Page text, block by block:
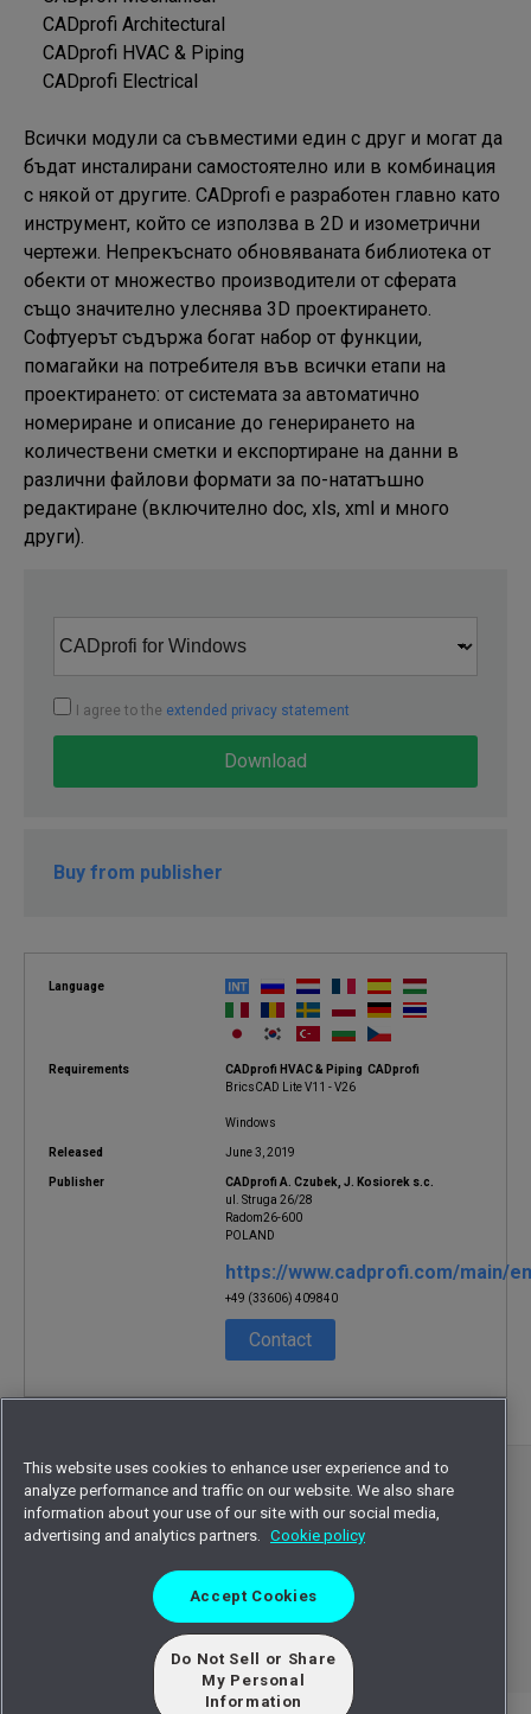
Всички модули са съвместими един с друг и могат да
бъдат инсталирани самостоятелно или в комбинация
с някой от другите. CADprofi е разработен главно като
инструмент, който се използва в 2D и изометрични
чертежи. Непрекъснато обновяваната библиотека от
обекти от множество производители от сферата
също значително улеснява 3D проектирането.
Софтуерът съдържа богат набор от функции,
помагайки на потребителя във всички етапи на
проектирането: от системата за автоматично
номериране и описание до генерирането на
количествени сметки и експортиране на данни в
различни файлови формати за по-нататъшно
редактиране (включително doc, xls, xml и много
други).
I agree to the extended privacy statement
Download
Buy from publisher
Language
Requirements
CADprofi HVAC & Piping CADprofi
BricsCAD Lite V11 - V26
Windows
Released June 3, 2019
Publisher
CADprofi A. Czubek, J. Kosiorek s.c.
ul. Struga 26/28
Radom26-600
POLAND
https://www.cadprofi.com/main/
+49 (33606) 409840
Contact
© 2026 Octave Intelligence plc and/or affiliates.
All rights reserved.
Privacy statement
Terms of use
Cookie statement
Sitemap
EULA
This website uses cookies to enhance user experience and to
analyze performance and traffic on our website. We also share
information about your use of our site with our social media,
advertising and analytics partners.
Cookie policy
Accept Cookies
Do Not Sell or Share
My Personal
Information